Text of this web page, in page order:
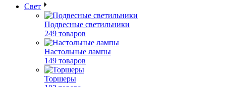
Свет
Подвесные светильники
249 товаров
Настольные лампы
149 товаров
Торшеры